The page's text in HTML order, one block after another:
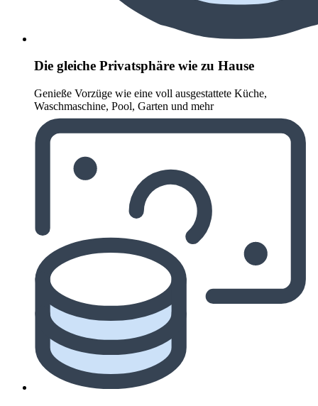
Die gleiche Privatsphäre wie zu Hause
Genieße Vorzüge wie eine voll ausgestattete Küche,
Waschmaschine, Pool, Garten und mehr